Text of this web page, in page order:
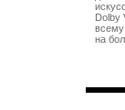
Dolby
всему